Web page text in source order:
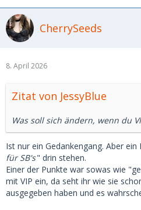
CherrySeeds
8. April 2026
Zitat von JessyBlue
Was soll sich ändern, wenn du
Ist nur ein Gedankengang. Aber
für SB's" drin stehen.
Einer der Punkte war sowas wie
mit VIP ein, da seht ihr wie sie
ausgegeben haben und es